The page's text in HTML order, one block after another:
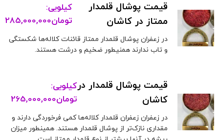
قیمت پوشال قلمدار
ممتاز در کاشان
کیلویی:
تومان285,000,000
در زعفران پوشال قلمدار ممتاز قائنات کلاله‌ها شکستگی
و تاب ندارند همنیطور ضخیم و درشت هستند.
قیمت پوشال قلمدار در
کاشان
کیلویی:
تومان265,000,000
در زعفران زعفران قلمدار کلاله‌ها کمی فرخوردگی دارند و
مقداری نازک‌تر از پوشال قلمدار هستند. همینطور میزان